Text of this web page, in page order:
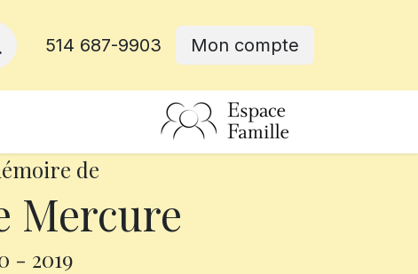
514 687-9903 Mon compte
de
Mercure
- 2019